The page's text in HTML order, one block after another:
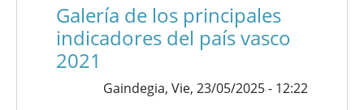
Galería de los principales
indicadores del país vasco
2021
Gaindegia, Vie, 23/05/2025 - 12:22